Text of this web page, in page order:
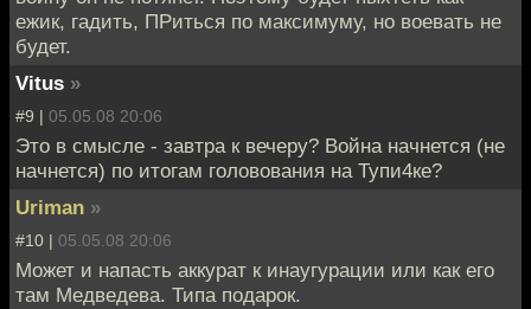
ежик, гадить, ПРиться по максимуму, но воевать не
будет.
Vitus »
#9 | 05.05.08 20:06
Это в смысле - завтра к вечеру? Война начнется (не
начнется) по итогам головования на Тупи4ке?
Uriman »
#10 | 05.05.08 20:06
Может и напасть аккурат к инаугурации или как его
там Медведева. Типа подарок.